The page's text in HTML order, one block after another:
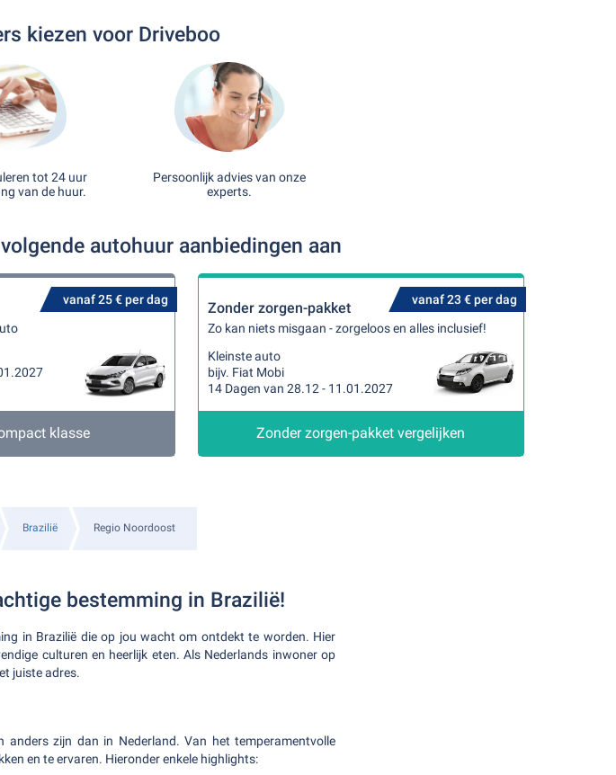
kiezen voor Driveboo
tot 24 uur
van de huur.
Persoonlijk advies van onze
experts.
autohuur aanbiedingen aan
vanaf 25 € per dag
klasse
vanaf 23 € per dag
Zonder zorgen-pakket
Zo kan niets misgaan - zorgeloos en alles inclusief!
Kleinste auto
bijv. Fiat Mobi
14 Dagen van 28.12 - 11.01.2027
Zonder zorgen-pakket vergelijken
Brazilië Regio Noordoost
bestemming in Brazilië!
in Brazilië die op jou wacht om ontdekt te worden. Hier
culturen en heerlijk eten. Als Nederlands inwoner op
juiste adres.
zijn dan in Nederland. Van het temperamentvolle
en te ervaren. Hieronder enkele highlights: